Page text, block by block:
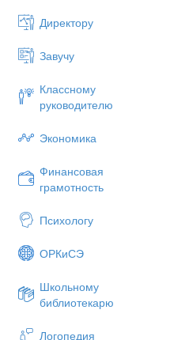
Директору
Завучу
Классному
руководителю
Экономика
Финансовая
грамотность
Психологу
ОРКиСЭ
Школьному
библиотекарю
Логопедия